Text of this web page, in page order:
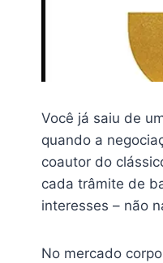
Você já saiu de
quando a
coautor do
cada trâmite de
interesses – não
No mercado